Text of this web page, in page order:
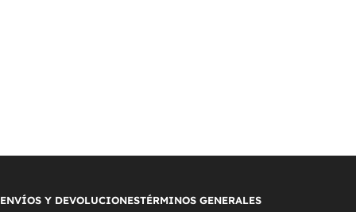
ENVÍOS Y DEVOLUCIONESTÉRMINOS GENERALES